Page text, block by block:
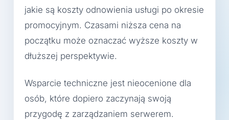
jakie są koszty odnowienia usługi po okresie
promocyjnym. Czasami niższa cena na
początku może oznaczać wyższe koszty w
dłuższej perspektywie.
Wsparcie techniczne jest nieocenione dla
osób, które dopiero zaczynają swoją
przygodę z zarządzaniem serwerem.